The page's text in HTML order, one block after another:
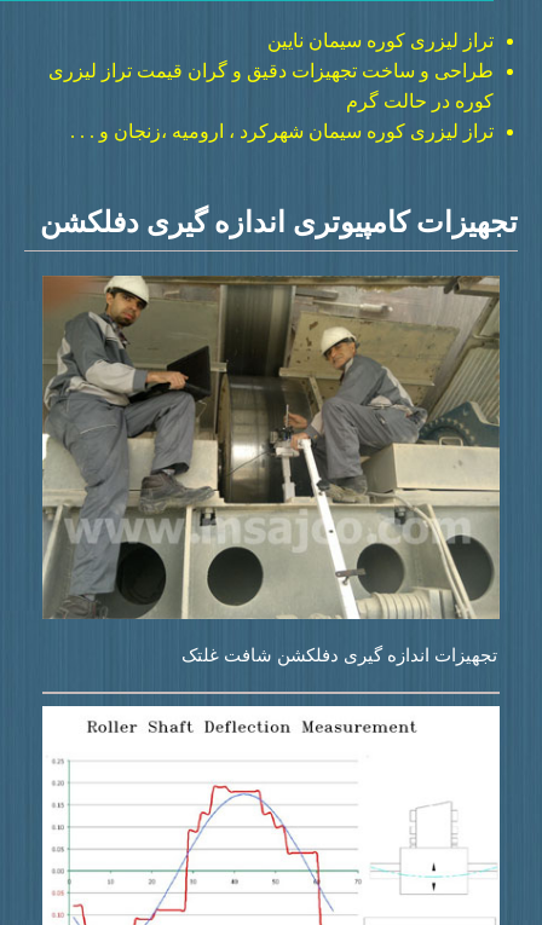
تراز لیزری کوره سیمان نایین
طراحی و ساخت تجهیزات دقیق و گران قیمت تراز لیزری
کوره در حالت گرم
تراز لیزری کوره سیمان شهرکرد ، ارومیه ،زنجان و . . .
کامپیوتری اندازه گیری دفلکشن
تجهیزات اندازه گیری دفلکشن شافت غلتک